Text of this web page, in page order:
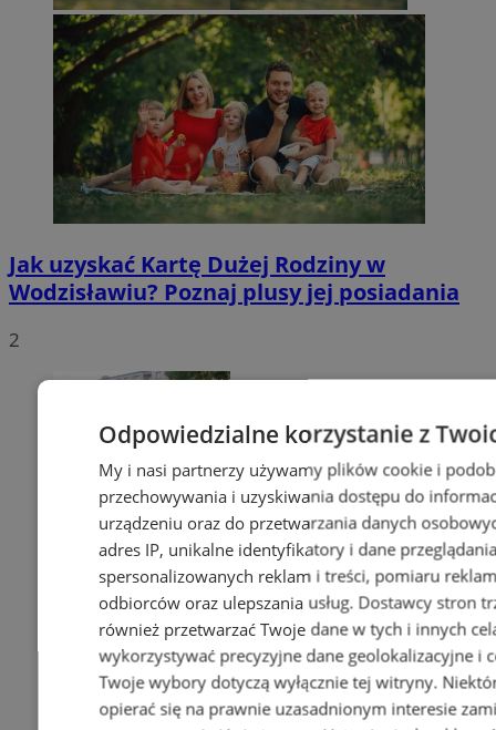
Jak uzyskać Kartę Dużej Rodziny w
Wodzisławiu? Poznaj plusy jej posiadania
2
Odpowiedzialne korzystanie z
My i nasi partnerzy używamy plików cookie i
przechowywania i uzyskiwania dostępu do
urządzeniu oraz do przetwarzania danych
adres IP, unikalne identyfikatory i dane
spersonalizowanych reklam i treści, pomiaru
odbiorców oraz ulepszania usług. Dostawcy stron
również przetwarzać Twoje dane w tych i innych
wykorzystywać precyzyjne dane geolokalizacyjne i
Twoje wybory dotyczą wyłącznie tej witryny.
opierać się na prawnie uzasadnionym interesie